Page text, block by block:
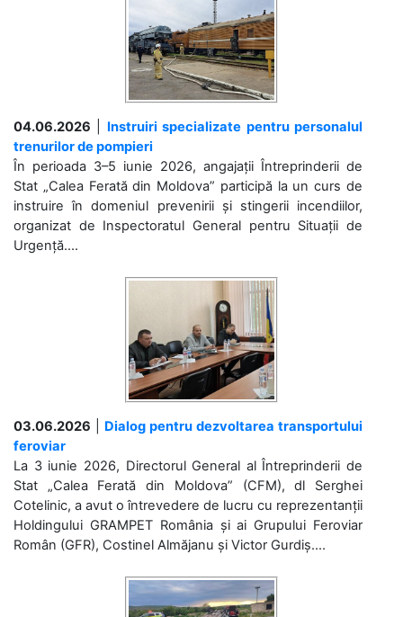
04.06.2026
Instruiri specializate pentru personalul
trenurilor de pompieri
În perioada 3–5 iunie 2026, angajații Întreprinderii de
Stat „Calea Ferată din Moldova” participă la un curs de
instruire în domeniul prevenirii și stingerii incendiilor,
organizat de Inspectoratul General pentru Situații de
Urgență....
03.06.2026
Dialog pentru dezvoltarea transportului
feroviar
La 3 iunie 2026, Directorul General al Întreprinderii de
Stat „Calea Ferată din Moldova” (CFM), dl Serghei
Cotelinic, a avut o întrevedere de lucru cu reprezentanții
Holdingului GRAMPET România și ai Grupului Feroviar
Român (GFR), Costinel Almăjanu și Victor Gurdiș....